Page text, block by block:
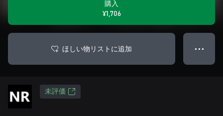
購入
¥1,706
ほしい物リストに追加 ● ● ●
未評価